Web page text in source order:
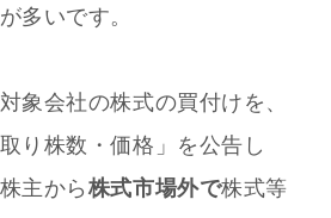
多いです。
象会社の株式の買付けを、
り株数・価格」を公告し
主から 株式市場外で株式等